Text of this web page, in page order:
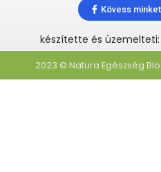
Kövess
készítette és
2023 © Natura Egészség